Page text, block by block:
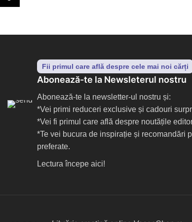
Fii primul care află despre cele mai noi cărți
Abonează-te la Newsleterul nostru
Abonează-te la newsletter-ul nostru și:
*Vei primi reduceri exclusive și cadouri
*Vei fi primul care află despre noutățile
*Te vei bucura de inspirație și recomandări
preferate.
Lectura începe aici!